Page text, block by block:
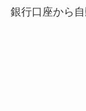
銀行口座から